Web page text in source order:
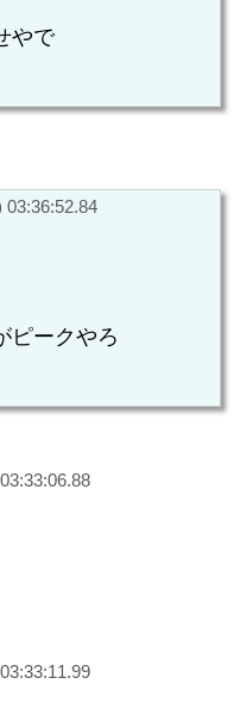
やで
03:36:52.84
ピークやろ